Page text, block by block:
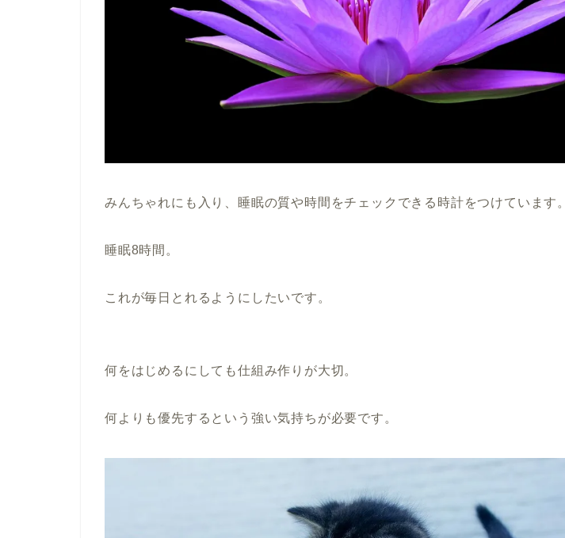
みんちゃれにも入り、睡眠の質や時間をチェックできる時計をつけています。
睡眠8時間。
これが毎日とれるようにしたいです。
何をはじめるにしても仕組み作りが大切。
何よりも優先するという強い気持ちが必要です。